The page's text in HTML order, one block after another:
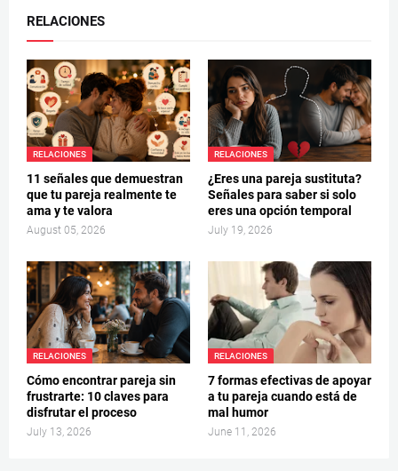
RELACIONES
RELACIONES
11 señales que demuestran
que tu pareja realmente te
ama y te valora
August 05, 2026
RELACIONES
¿Eres una pareja sustituta?
Señales para saber si solo
eres una opción temporal
July 19, 2026
RELACIONES
Cómo encontrar pareja sin
frustrarte: 10 claves para
disfrutar el proceso
July 13, 2026
RELACIONES
7 formas efectivas de apoyar
a tu pareja cuando está de
mal humor
June 11, 2026